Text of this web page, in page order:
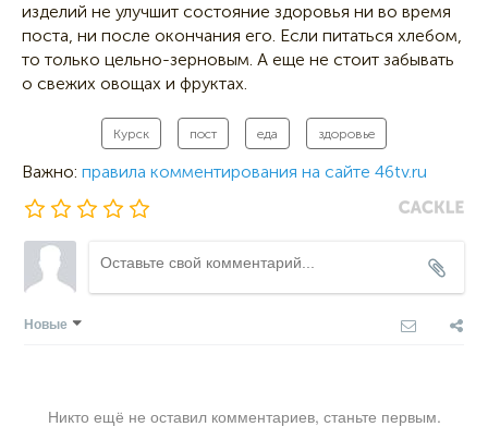
изделий не улучшит состояние здоровья ни во время
поста, ни после окончания его. Если питаться хлебом,
то только цельно-зерновым. А еще не стоит забывать
о свежих овощах и фруктах.
Курск пост еда здоровье
Важно: правила комментирования на сайте 46tv.ru
Новые
Никто ещё не оставил комментариев, станьте первым.